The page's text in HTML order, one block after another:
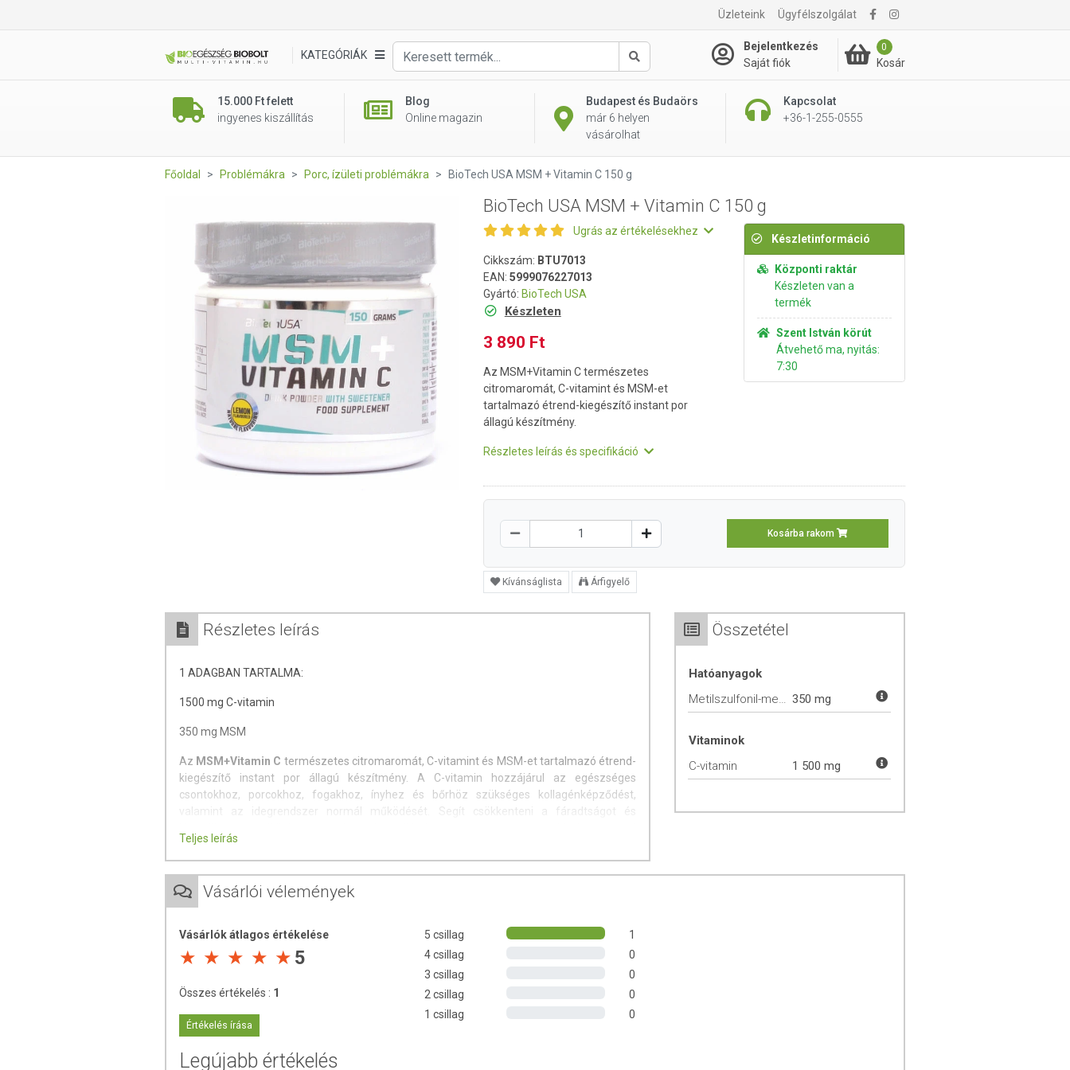
Üzleteink Ügyfélszolgálat
KATEGÓRIÁK
Keresés
Bejelentkezés
Saját fiók
0
Kosár
15.000 Ft felett
ingyenes kiszállítás
Blog
Online magazin
Budapest és Budaörs
már 6 helyen
vásárolhat
Kapcsolat
+36-1-255-0555
3 890 Ft Kosárba rakom
Főoldal Problémákra Porc, ízületi problémákra BioTech USA MSM + Vitamin C 150 g
BioTech USA MSM + Vitamin C 150 g
Ugrás az értékelésekhez
Cikkszám: BTU7013
EAN: 5999076227013
Gyártó: BioTech USA
Készleten
3 890 Ft
Az MSM+Vitamin C természetes
citromaromát, C-vitamint és MSM-et
tartalmazó étrend-kiegészítő instant por
állagú készítmény.
Részletes leírás és specifikáció
Készletinformáció
Központi raktár
Készleten van a
termék
Szent István körút
Átvehető ma, nyitás:
7:30
Kosárba rakom
Kívánságlista Árfigyelő
Részletes leírás
1 ADAGBAN TARTALMA:
1500 mg C-vitamin
350 mg MSM
Az MSM+Vitamin C természetes citromaromát, C-vitamint és MSM-et tartalmazó étrend-
kiegészítő instant por állagú készítmény. A C-vitamin hozzájárul az egészséges
csontokhoz, porcokhoz, fogakhoz, ínyhez és bőrhöz szükséges kollagénképződést,
valamint az idegrendszer normál működését. Segít csökkenteni a fáradtságot és
szembeni védelméhez.
Ízvilág: citrom
: por, 150 g (75 adag)
Összetétel: L-aszkorbinsav; metil-szulfonil-metán (MSM); szőlőcukor (dextróz);
természetes citrom aroma; édesítőszer (szukralóz).
1 adag: 2 g
Teljes leírás
Összetétel
Hatóanyagok
Metilszulfonil-metán (MSM) 350 mg
Vitaminok
C-vitamin
1 500 mg
Vásárlói vélemények
Vásárlók átlagos értékelése
5
Összes értékelés : 1
Értékelés írása
5 csillag
1
4 csillag
0
3 csillag
0
2 csillag
0
1 csillag
0
Legújabb értékelés